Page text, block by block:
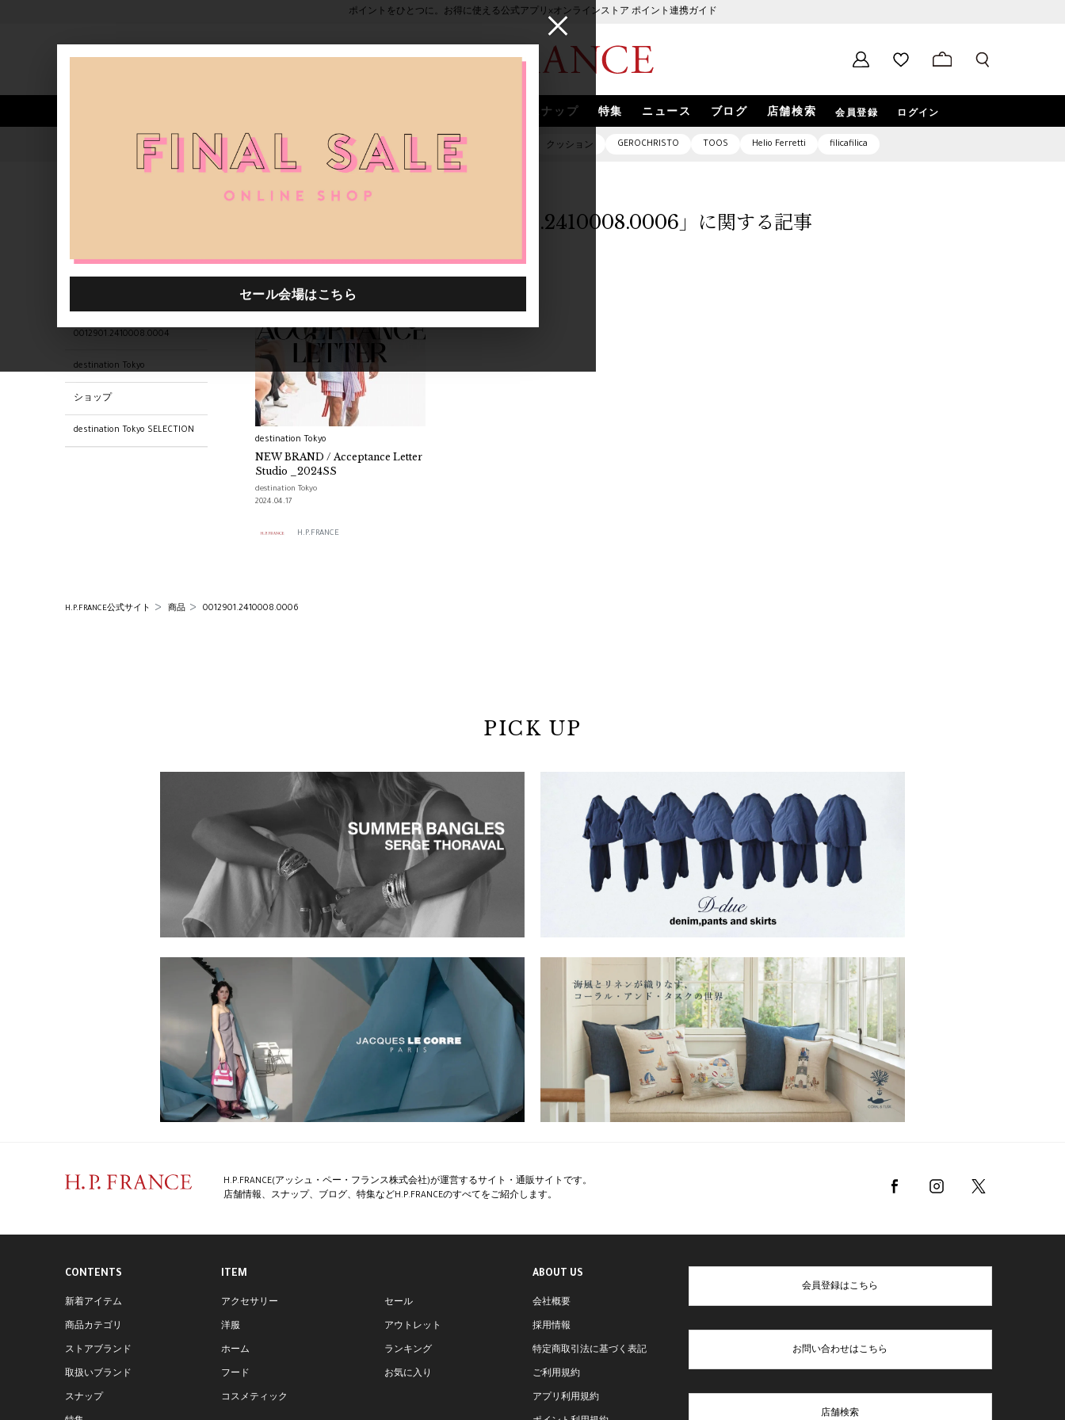
ポイントをひとつに。お得に使える公式アプリ×オンラインストア ポイント連携ガイド
スナップ 特集 ニュース ブログ 店舗検索 会員登録 ログイン
人気ワード セール 40th限定 ピアス バッグ クッション GEROCHRISTO TOOS Helio Ferretti filicafilica
0012901.2410008.0004
destination Tokyo
ショップ
destination Tokyo SELECTION
「0012901.2410008.0006」に関する記事
destination Tokyo
NEW BRAND / Acceptance Letter
Studio _2024SS
destination Tokyo
2024.04.17
H.P.FRANCE
H.P.FRANCE公式サイト 商品 0012901.2410008.0006
PICK UP
H.P.FRANCE(アッシュ・ペー・フランス株式会社)が運営するサイト・通販サイトです。
店舗情報、スナップ、ブログ、特集などH.P.FRANCEのすべてをご紹介します。
CONTENTS
新着アイテム
商品カテゴリ
ストアブランド
取扱いブランド
スナップ
ITEM
アクセサリー
洋服
ホーム
フード
コスメティック
セール
アウトレット
ランキング
お気に入り
ABOUT US
会社概要
採用情報
特定商取引法に基づく表記
ご利用規約
アプリ利用規約
会員登録はこちら
お問い合わせはこちら
店舗検索